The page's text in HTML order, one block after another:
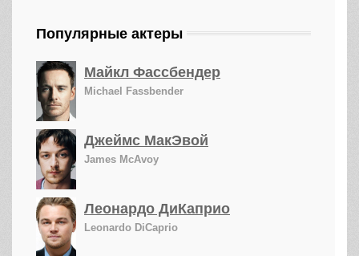
Популярные актеры
Майкл Фассбендер
Michael Fassbender
Джеймс МакЭвой
James McAvoy
Леонардо ДиКаприо
Leonardo DiCaprio